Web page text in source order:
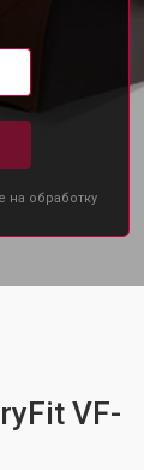
на обработку
VF-